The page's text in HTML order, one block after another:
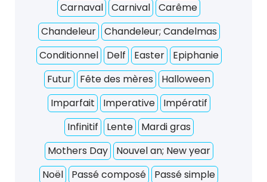
Carnaval
Carnival
Carême
Chandeleur
Chandeleur; Candelmas
Conditionnel
Delf Easter
Epiphanie
Futur
Fête des mères
Halloween
Imparfait
Imperative
Impératif
Infinitif
Lente
Mardi gras
Mothers Day
Nouvel an; New year
Noël
Passé composé
Passé simple